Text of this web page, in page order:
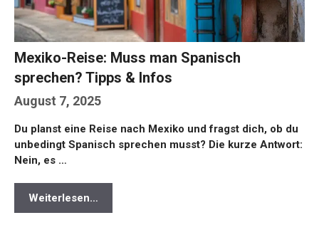
August 7, 2025
Mexiko-Reise: Muss man Spanisch
sprechen? Tipps & Infos
Du planst eine Reise nach Mexiko und fragst dich, ob du
unbedingt Spanisch sprechen musst? Die kurze Antwort:
Nein, es …
Weiterlesen…